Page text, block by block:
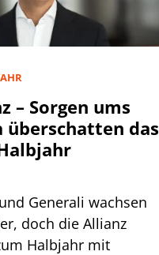
– Sorgen ums
überschatten das
Generali wachsen
doch die Allianz
Halbjahr mit